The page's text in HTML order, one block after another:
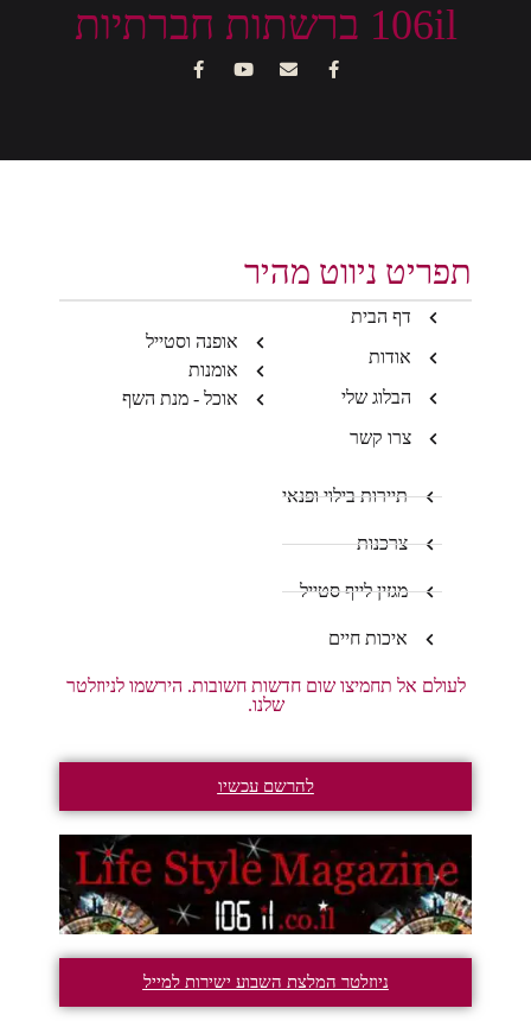
106il ברשתות חברתיות
תפריט ניווט מהיר
דף הבית
אודות
הבלוג שלי
צרו קשר
אופנה וסטייל
אומנות
אוכל - מנת השף
תיירות בילוי ופנאי
צרכנות
מגזין לייף סטייל
איכות חיים
לעולם אל תחמיצו שום חדשות חשובות. הירשמו לניוזלטר
שלנו.
להרשם עכשיו
ניוזלטר המלצת השבוע ישירות למייל